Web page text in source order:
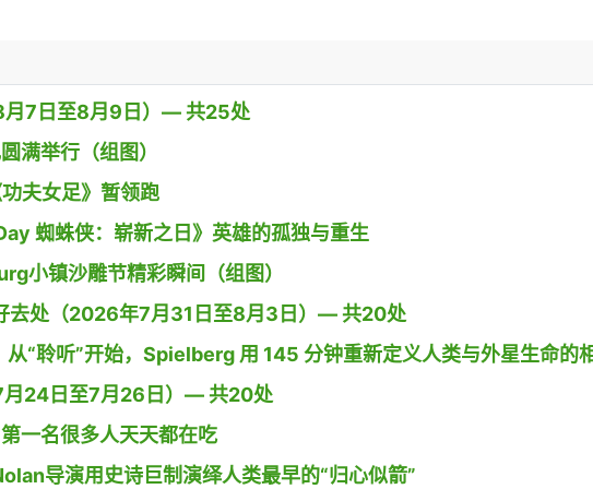
月7日至8月9日）— 共25处
满举行（组图）
夫女足》暂领跑
蜘蛛侠：崭新之日》英雄的孤独与重生
小镇沙雕节精彩瞬间（组图）
去处（2026年7月31日至8月3日）— 共20处
“聆听”开始，Spielberg 用 145 分钟重新定义人类与外星生命的
月24日至7月26日）— 共20处
一名很多人天天都在吃
导演用史诗巨制演绎人类最早的“归心似箭”